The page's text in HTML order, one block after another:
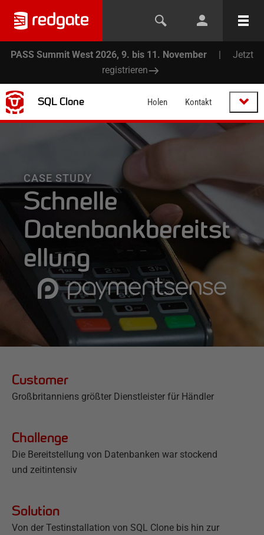
PASS Summit West 2026, 9. bis 11. November |
Jetzt
registrieren
SQL Clone Holen Kontakt
CASE STUDY
Schnelle
Datenbankbereitst
ellung
Customer
Großbritanniens größter Dienstleister für Händler
Challenge
Die Bereitstellung von Datenbanken war stockend
und zeitintensiv
Solution
Von der Testinstallation von SQL Clone bis hin zur